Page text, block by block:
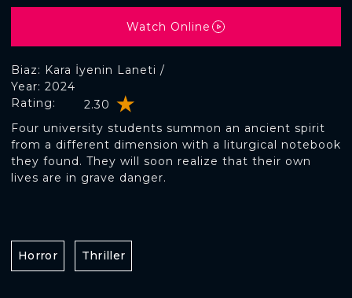
Biaz: Kara İyenin Laneti /
Rating: 2.30
Year: 2024
Four university students summon an ancient spirit
from a different dimension with a liturgical notebook
they found. They will soon realize that their own
lives are in grave danger.
Watch Online
Horror Thriller